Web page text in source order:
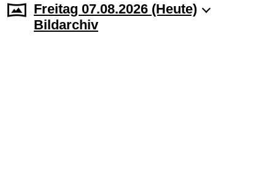
Freitag 07.08.2026 (Heute)
Bildarchiv